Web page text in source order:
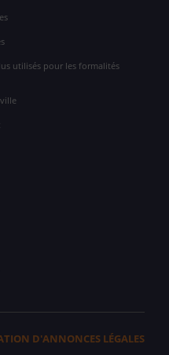
utilisés pour les formalités
D'ANNONCES LÉGALES